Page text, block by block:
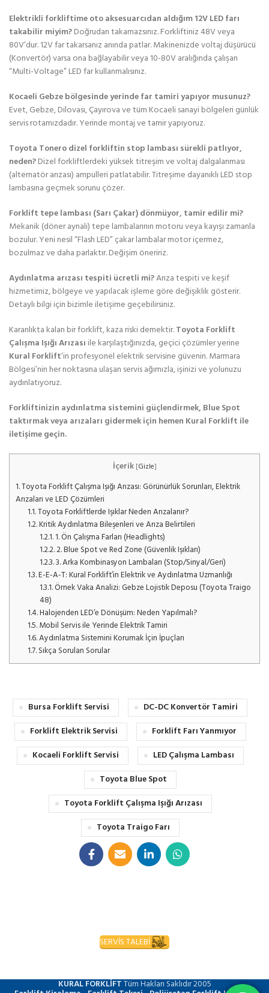
Elektrikli forkliftime oto aksesuarcıdan aldığım 12V LED farı
takabilir miyim?Doğrudan takamazsınız. Forkliftiniz 48V veya
80V’dur. 12V far takarsanız anında patlar. Makinenizde voltaj düşürücü
(Konvertör) varsa ona bağlayabilir veya 10-80V aralığında çalışan
“Multi-Voltage” LED far kullanmalısınız.
Kocaeli Gebze bölgesinde yerinde far tamiri yapıyor musunuz?
Evet, Gebze, Dilovası, Çayırova ve tüm Kocaeli sanayi bölgeleri günlük
servis rotamızdadır. Yerinde montaj ve tamir yapıyoruz.
Toyota Tonero dizel forkliftin stop lambası sürekli patlıyor,
neden?Dizel forkliftlerdeki yüksek titreşim ve voltaj dalgalanması
(alternatör arızası) ampulleri patlatabilir. Titreşime dayanıklı LED stop
lambasına geçmek sorunu çözer.
Forklift tepe lambası (Sarı Çakar) dönmüyor, tamir edilir mi?
Mekanik (döner aynalı) tepe lambalarının motoru veya kayışı zamanla
bozulur. Yeni nesil “Flash LED” çakar lambalar motor içermez,
bozulmaz ve daha parlaktır. Değişim öneririz.
Aydınlatma arızası tespiti ücretli mi?Arıza tespiti ve keşif
hizmetimiz, bölgeye ve yapılacak işleme göre değişiklik gösterir.
Detaylı bilgi için bizimle iletişime geçebilirsiniz.
Karanlıkta kalan bir forklift, kaza riski demektir.Toyota Forklift
Çalışma Işığı Arızası ile karşılaştığınızda, geçici çözümler yerine
Kural Forklift‘in profesyonel elektrik servisine güvenin. Marmara
Bölgesi’nin her noktasına ulaşan servis ağımızla, işinizi ve yolunuzu
aydınlatıyoruz.
Forkliftinizin aydınlatma sistemini güçlendirmek, Blue Spot
taktırmak veya arızaları gidermek için hemen Kural Forklift ile
iletişime geçin.
İçerik [Gizle]
1.Toyota Forklift Çalışma Işığı Arızası: Görünürlük Sorunları, Elektrik
Arızaları ve LED Çözümleri
1.1.Toyota Forkliftlerde Işıklar Neden Arızalanır?
1.2.Kritik Aydınlatma Bileşenleri ve Arıza Belirtileri
1.2.1.1. Ön Çalışma Farları (Headlights)
1.2.2.2. Blue Spot ve Red Zone (Güvenlik Işıkları)
1.2.3.3. Arka Kombinasyon Lambaları (Stop/Sinyal/Geri)
1.3.E-E-A-T: Kural Forklift’in Elektrik ve Aydınlatma Uzmanlığı
1.3.1.Örnek Vaka Analizi: Gebze Lojistik Deposu (Toyota Traigo
48)
1.4.Halojenden LED’e Dönüşüm: Neden Yapılmalı?
1.5.Mobil Servis ile Yerinde Elektrik Tamiri
1.6.Aydınlatma Sistemini Korumak İçin İpuçları
1.7.Sıkça Sorulan Sorular
Bursa Forklift Servisi
DC-DC Konvertör Tamiri
Forklift Elektrik Servisi
Forklift Farı Yanmıyor
Kocaeli Forklift Servisi
LED Çalışma Lambası
Toyota Blue Spot
Toyota Forklift Çalışma Işığı Arızası
Toyota Traigo Farı
SERVİS TALEBİ
KURAL FORKLİFTTüm Hakları Saklıdır2005